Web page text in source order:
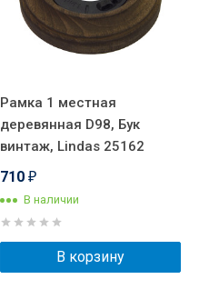
Рамка 1 местная
деревянная D98, Бук
винтаж, Lindas 25162
710 ₽
В наличии
В корзину